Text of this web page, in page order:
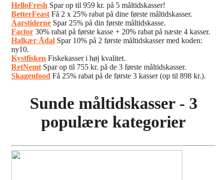
HelloFresh Spar op til 959 kr. på 5 måltidskasser!
BetterFeast Få 2 x 25% rabat på dine første måltidskasser.
Aarstiderne Spar 25% på din første måltidskasse.
Factor 30% rabat på første kasse + 20% rabat på næste 4 kasser.
Halkær Ådal Spar 10% på 2 første måltidskasser med koden:
ny10.
Kystfisken Fiskekasser i høj kvalitet.
RetNemt Spar op til 755 kr. på de 3 første måltidskasser.
Skagenfood Få 25% rabat på de første 3 kasser (op til 898 kr.).
Sunde måltidskasser - 3
populære kategorier